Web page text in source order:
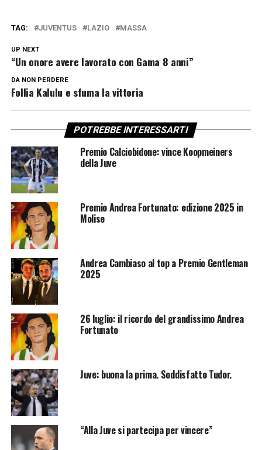
TAG: JUVENTUS LAZIO MASSA
UP NEXT
“Un onore avere lavorato con Gama 8 anni”
DA NON PERDERE
Follia Kalulu e sfuma la vittoria
POTREBBE INTERESSARTI
Premio Calciobidone: vince Koopmeiners
della Juve
Premio Andrea Fortunato: edizione 2025 in
Molise
Andrea Cambiaso al top a Premio Gentleman
2025
26 luglio: il ricordo del grandissimo Andrea
Fortunato
Juve: buona la prima. Soddisfatto Tudor.
“Alla Juve si partecipa per vincere”